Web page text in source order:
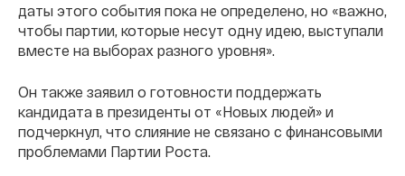
даты этого события пока не определено, но «важно,
чтобы партии, которые несут одну идею, выступали
вместе на выборах разного уровня».
Он также заявил о готовности поддержать
кандидата в президенты от «Новых людей» и
подчеркнул, что слияние не связано с финансовыми
проблемами Партии Роста.